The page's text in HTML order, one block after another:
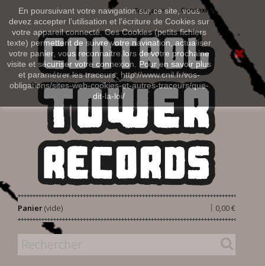
En poursuivant votre navigation sur ce site, vous
devez accepter l’utilisation et l'écriture de Cookies sur
votre appareil connecté. Ces Cookies (petits fichiers
texte) permettent de suivre votre navigation, actualiser
votre panier, vous reconnaitre lors de votre prochaine
visite et sécuriser votre connexion. Pour en savoir plus
et paramétrer les traceurs: http://www.cnil.fr/vos-
obligations/sites-web-cookies-et-autres-traceurs/que-
dit-la-loi/
Connexion
Français
Panier 0,00 €
|
(vide)